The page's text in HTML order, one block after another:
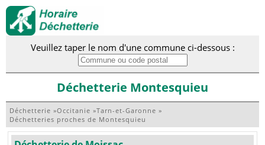
Veuillez taper le nom d'une commune ci-dessous :
Déchetterie Montesquieu
Déchetterie »Occitanie »Tarn-et-Garonne »
Déchetteries proches de Montesquieu